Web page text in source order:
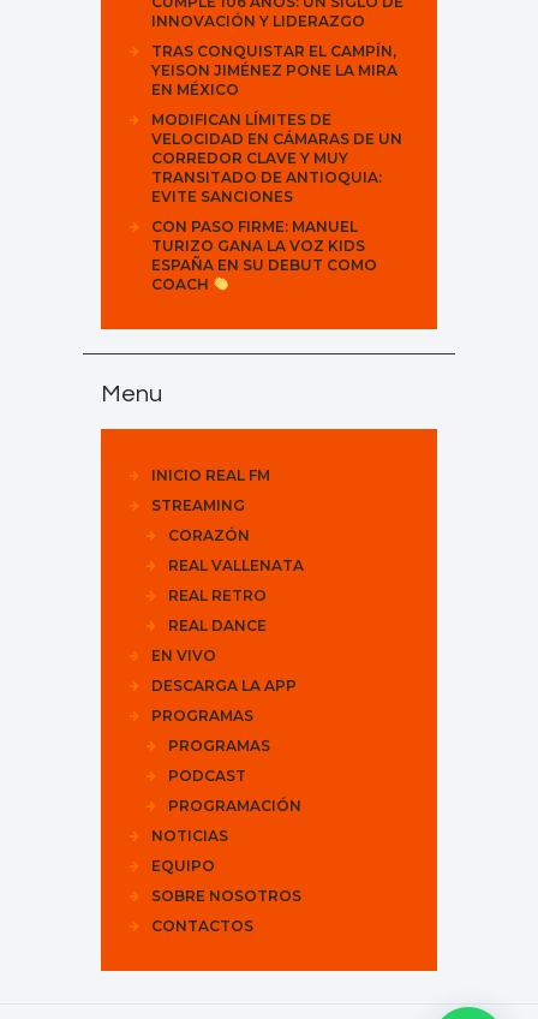
INNOVACIÓN Y LIDERAZGO
TRAS CONQUISTAR EL CAMPÍN,
YEISON JIMÉNEZ PONE LA MIRA
EN MÉXICO
MODIFICAN LÍMITES DE
VELOCIDAD EN CÁMARAS DE UN
CORREDOR CLAVE Y MUY
TRANSITADO DE ANTIOQUIA:
EVITE SANCIONES
CON PASO FIRME: MANUEL
TURIZO GANA LA VOZ KIDS
ESPAÑA EN SU DEBUT COMO
COACH
Menu
INICIO REAL FM
STREAMING
CORAZÓN
REAL VALLENATA
REAL RETRO
REAL DANCE
EN VIVO
DESCARGA LA APP
PROGRAMAS
PROGRAMAS
PODCAST
PROGRAMACIÓN
NOTICIAS
EQUIPO
SOBRE NOSOTROS
CONTACTOS